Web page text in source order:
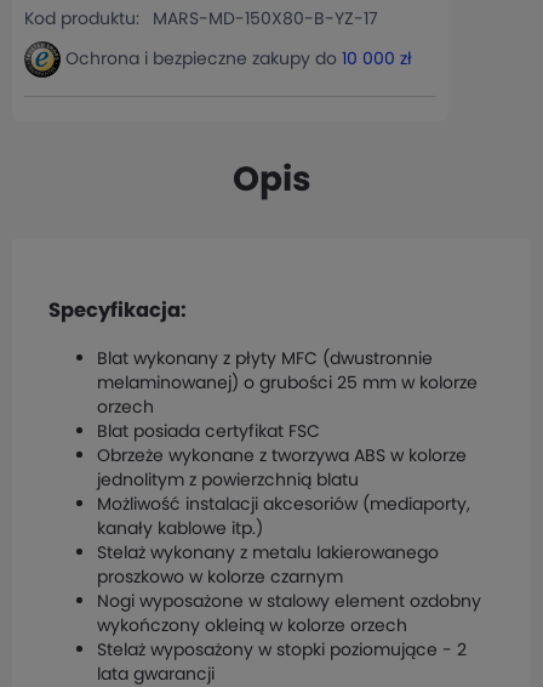
Kod produktu:
MARS-MD-150X80-B-YZ-17
Ochrona i bezpieczne zakupy do 10 000 zł
Opis
Specyfikacja:
Blat wykonany z płyty MFC (dwustronnie
melaminowanej) o grubości 25 mm w kolorze
orzech
Blat posiada certyfikat FSC
Obrzeże wykonane z tworzywa ABS w kolorze
jednolitym z powierzchnią blatu
Możliwość instalacji akcesoriów (mediaporty,
kanały kablowe itp.)
Stelaż wykonany z metalu lakierowanego
proszkowo w kolorze czarnym
Nogi wyposażone w stalowy element ozdobny
wykończony okleiną w kolorze orzech
Stelaż wyposażony w stopki poziomujące - 2
lata gwarancji